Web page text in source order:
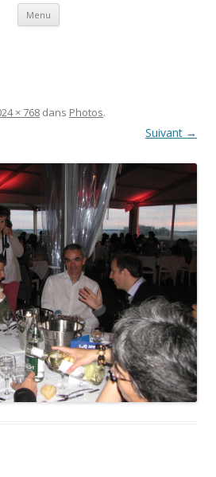
Menu Aller au contenu principal
× 768 dans Photos.
Suivant →